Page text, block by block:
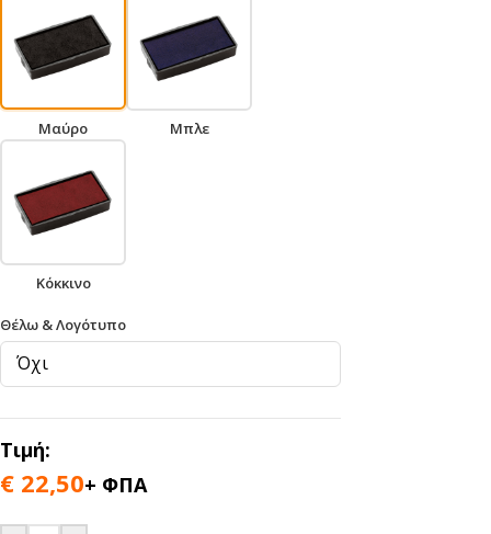
Μαύρο Μπλε
Κόκκινο
Θέλω & Λογότυπο
Τιμή:
€ 22,50+ ΦΠΑ